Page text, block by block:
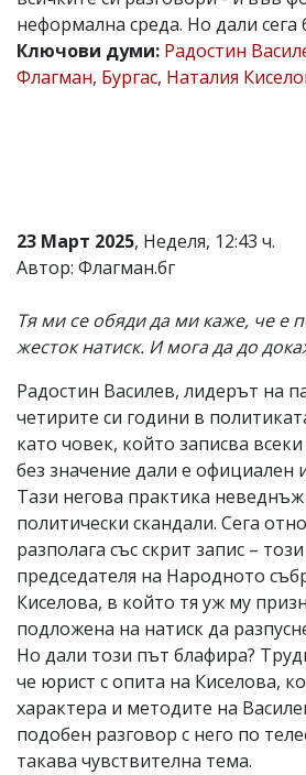
Коментарите
под
статиите
се
отговорност
за
откриете
обиден
вас
коментар,
моля
сигнализирайте
ни!
неформална среда. Но дали сега
Ключови думи: Радостин
Флагман, Бургас, Наталия
23 Март 2025, Неделя, 12:43 ч.
Автор: Флагман.бг
Тя ми се обяди да ми каже, че е
жесток натиск. И мога да до
Радостин Василев, лидерът на
четирите си години в
като човек, който записва
без значение дали е официален
Тази негова практика
политически скандали. Сега
разполага със скрит запис –
председателя на Народното
Киселова, в който тя уж му
подложена на натиск да
Но дали този път блафира?
че юрист с опита на Киселова,
характера и методите на
подобен разговор с него по
такава чувствителна тема.